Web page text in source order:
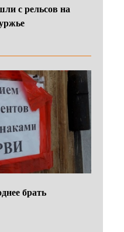
с рельсов на
брать